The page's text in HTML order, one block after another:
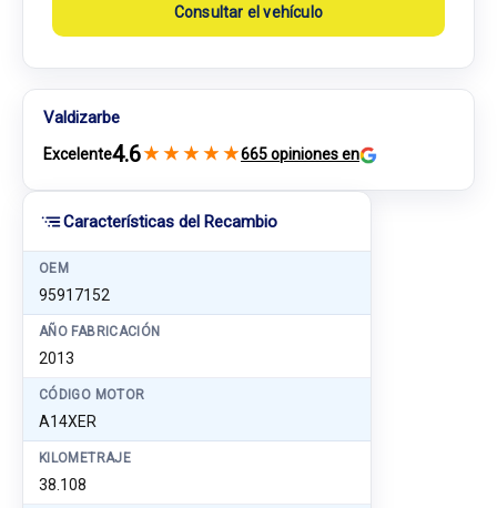
Características del Recambio
OEM
95917152
AÑO FABRICACIÓN
2013
CÓDIGO MOTOR
A14XER
KILOMETRAJE
38.108
Consultar el vehículo
Valdizarbe
Excelente4.6★ ★ ★ ★ ★665 opiniones en